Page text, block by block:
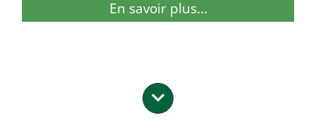
En savoir plus...